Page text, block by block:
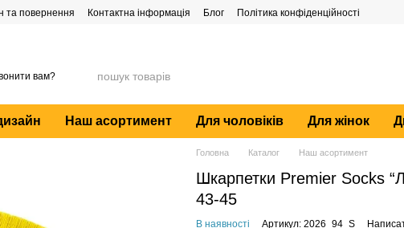
та повернення Контактна інформація Блог Політика конфіденційності
вам?
Наш асортимент Для чоловіків Для жінок
Головна Каталог Наш асортимент
Шкарпетки Premier Socks
43-45
В наявності Артикул: 2026_94_S